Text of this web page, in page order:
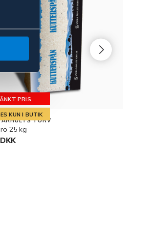
PRIS
KUN I BUTIK
ÅRHULTS TORV
25 kg